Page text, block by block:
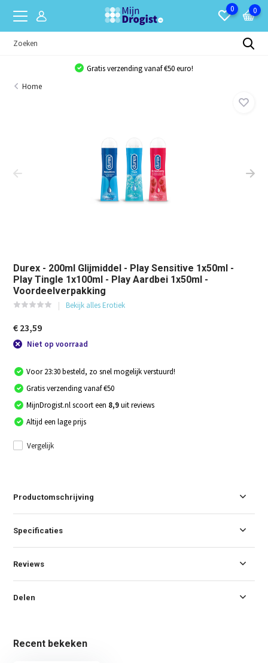
0 0
Gratis verzending vanaf €50 euro!
Home
Durex - 200ml Glijmiddel - Play Sensitive 1x50ml -
Play Tingle 1x100ml - Play Aardbei 1x50ml -
Voordeelverpakking
Bekijk alles Erotiek
€ 23,59
Niet op voorraad
Voor 23:30 besteld, zo snel mogelijk verstuurd!
Gratis verzending vanaf €50
MijnDrogist.nl scoort een 8,9uit reviews
Altijd een lage prijs
Vergelijk
Productomschrijving
Specificaties
Reviews
Delen
Recent bekeken